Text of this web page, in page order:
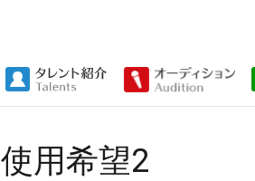
使用希望2